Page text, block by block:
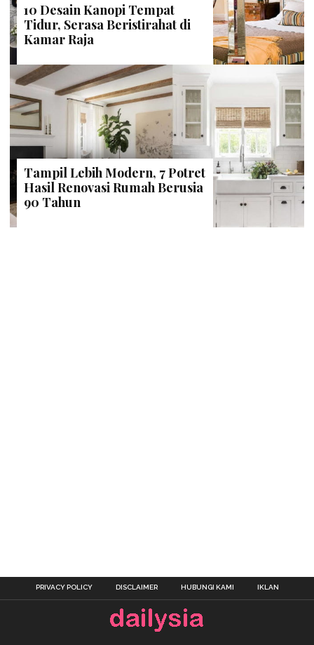
10 Desain Kanopi Tempat
Tidur, Serasa Beristirahat di
Kamar Raja
Tampil Lebih Modern, 7 Potret
Hasil Renovasi Rumah Berusia
90 Tahun
PRIVACY POLICY DISCLAIMER HUBUNGI KAMI IKLAN